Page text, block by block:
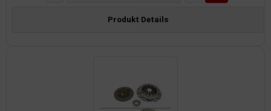
Produkt Details